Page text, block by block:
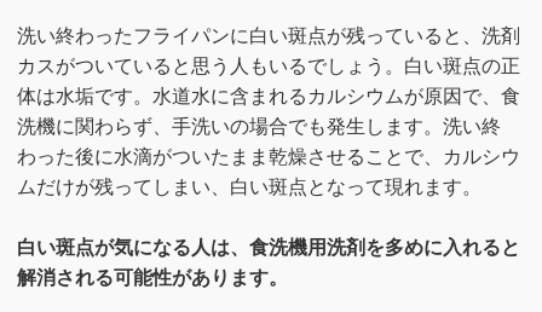
洗い終わったフライパンに白い斑点が残っていると、洗剤
カスがついていると思う人もいるでしょう。白い斑点の正
体は水垢です。水道水に含まれるカルシウムが原因で、食
洗機に関わらず、手洗いの場合でも発生します。洗い終
わった後に水滴がついたまま乾燥させることで、カルシウ
ムだけが残ってしまい、白い斑点となって現れます。
白い斑点が気になる人は、食洗機用洗剤を多めに入れると
解消される可能性があります。